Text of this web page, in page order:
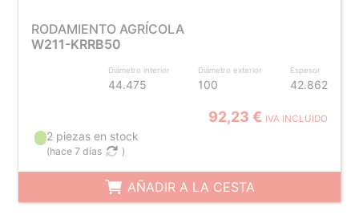
RODAMIENTO AGRÍCOLA
W211-KRRB50
Diámetro interior
44.475
Diámetro exterior
100
Espesor
42.862
92,23 € IVA INCLUIDO
2 piezas en stock
(hace 7 días )
AÑADIR A LA CESTA